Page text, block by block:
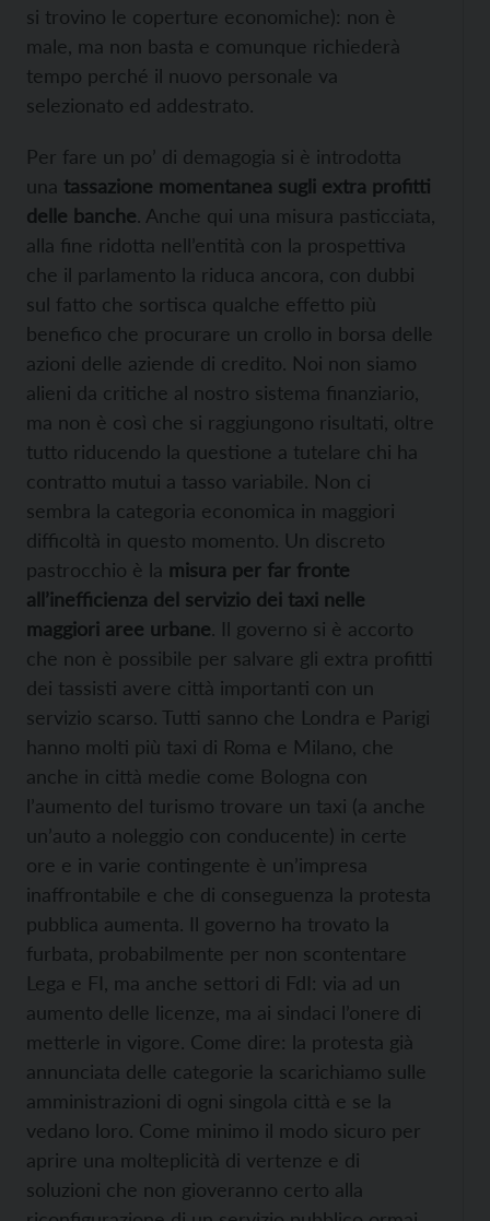
si trovino le coperture economiche): non è
male, ma non basta e comunque richiederà
tempo perché il nuovo personale va
selezionato ed addestrato.
Per fare un po’ di demagogia si è introdotta
una tassazione momentanea sugli extra profitti
delle banche. Anche qui una misura pasticciata,
alla fine ridotta nell’entità con la prospettiva
che il parlamento la riduca ancora, con dubbi
sul fatto che sortisca qualche effetto più
benefico che procurare un crollo in borsa delle
azioni delle aziende di credito. Noi non siamo
alieni da critiche al nostro sistema finanziario,
ma non è così che si raggiungono risultati, oltre
tutto riducendo la questione a tutelare chi ha
contratto mutui a tasso variabile. Non ci
sembra la categoria economica in maggiori
difficoltà in questo momento. Un discreto
pastrocchio è la misura per far fronte
all’inefficienza del servizio dei taxi nelle
maggiori aree urbane. Il governo si è accorto
che non è possibile per salvare gli extra profitti
dei tassisti avere città importanti con un
servizio scarso. Tutti sanno che Londra e Parigi
hanno molti più taxi di Roma e Milano, che
anche in città medie come Bologna con
l’aumento del turismo trovare un taxi (a anche
un’auto a noleggio con conducente) in certe
ore e in varie contingente è un’impresa
inaffrontabile e che di conseguenza la protesta
pubblica aumenta. Il governo ha trovato la
furbata, probabilmente per non scontentare
Lega e FI, ma anche settori di FdI: via ad un
aumento delle licenze, ma ai sindaci l’onere di
metterle in vigore. Come dire: la protesta già
annunciata delle categorie la scarichiamo sulle
amministrazioni di ogni singola città e se la
vedano loro. Come minimo il modo sicuro per
aprire una molteplicità di vertenze e di
soluzioni che non gioveranno certo alla